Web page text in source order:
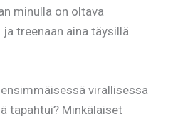
minulla on oltava
treenaan aina täysillä
virallisessa
tapahtui? Minkälaiset